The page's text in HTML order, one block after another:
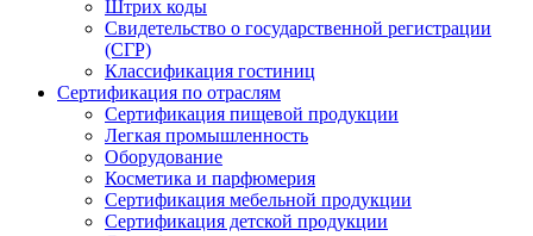
Штрих коды
Свидетельство о государственной регистрации
(СГР)
Классификация гостиниц
Сертификация по отраслям
Сертификация пищевой продукции
Легкая промышленность
Оборудование
Косметика и парфюмерия
Сертификация мебельной продукции
Сертификация детской продукции